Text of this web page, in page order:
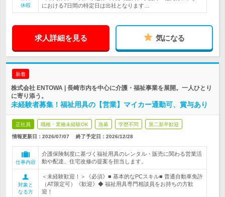
休暇
における7日間の特定日は出社となります…
求人詳細を見る 気になる
新着
株式会社 ENTOWA | 長崎市内を中心に介護・福祉事業を展開。一人ひとり
に寄り添う。
未経験者募集！福祉用具の【営業】マイカー通勤可、賞与あり
正社員 職種・業種未経験OK 急募 学歴不問 第二新卒歓迎
情報更新日：2026/07/07 終了予定日： 2026/12/28
仕事内容
介護保険制度に基づく福祉用具のレンタル・販売に関わる営業活
動や配達、住宅改修の提案を担当します。
対象と
なる方
＜未経験歓迎！＞《必須》■ 基本的なPCスキル■ 普通自動車免許
（AT限定可）《歓迎》◆ 福祉用具専門相談員をお持ちの方歓
迎！